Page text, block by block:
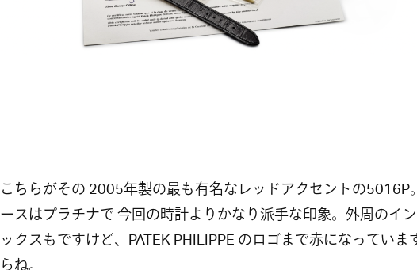
こちらがその 2005年製の最も有名なレッドアクセントの5016P
ースはプラチナで 今回の時計よりかなり派手な印象。外周のイ
ックスもですけど、PATEK PHILIPPE のロゴまで赤になっていま